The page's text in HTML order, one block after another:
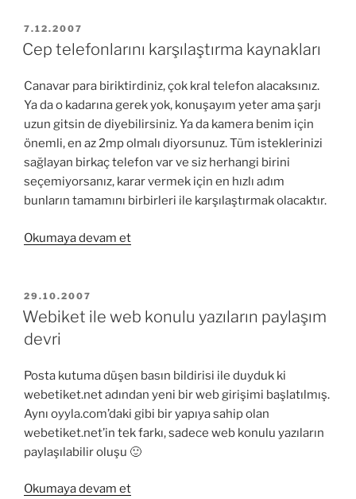
YAYIM
TARIHI
7.12.2007
Cep telefonlarını karşılaştırma kaynakları
Canavar para biriktirdiniz, çok kral telefon alacaksınız.
Ya da o kadarına gerek yok, konuşayım yeter ama şarjı
uzun gitsin de diyebilirsiniz. Ya da kamera benim için
önemli, en az 2mp olmalı diyorsunuz. Tüm isteklerinizi
sağlayan birkaç telefon var ve siz herhangi birini
seçemiyorsanız, karar vermek için en hızlı adım
bunların tamamını birbirleri ile karşılaştırmak olacaktır.
Okumaya devam et“Cep
YAYIM
TARIHI
29.10.2007
Webiket ile web konulu yazıların paylaşım
devri
Posta kutuma düşen basın bildirisi ile duyduk ki
webetiket.net adından yeni bir web girişimi başlatılmış.
Aynı oyyla.com’daki gibi bir yapıya sahip olan
webetiket.net’in tek farkı, sadece web konulu yazıların
paylaşılabilir oluşu 🙂
Okumaya devam et“Webiket